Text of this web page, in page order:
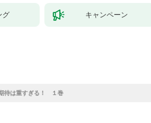
グ キャンペーン
待は重すぎる！ １巻